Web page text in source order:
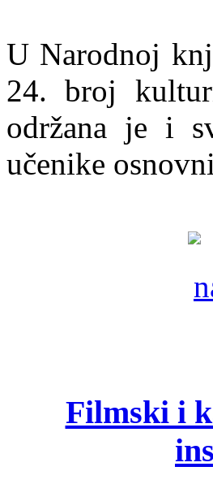
U Narodnoj
24. broj
održana je i
učenike
Filmski i